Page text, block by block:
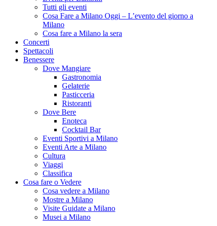
Tutti gli eventi
Cosa Fare a Milano Oggi – L’evento del giorno a
Milano
Cosa fare a Milano la sera
Concerti
Spettacoli
Benessere
Dove Mangiare
Gastronomia
Gelaterie
Pasticceria
Ristoranti
Dove Bere
Enoteca
Cocktail Bar
Eventi Sportivi a Milano
Eventi Arte a Milano
Cultura
Viaggi
Classifica
Cosa fare o Vedere
Cosa vedere a Milano
Mostre a Milano
Visite Guidate a Milano
Musei a Milano